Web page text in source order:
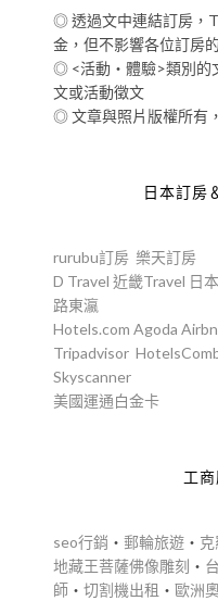
◎ 透過文中連結訂房，
金，但不影響各位訂房
◎ <活動‧體驗>類別的
文或活動徵文
◎ 文章與照片版權所有
日本訂房
rurubu訂房 樂天訂房
D Travel 近畿Travel 日
路東瀛
Hotels.com Agoda
Tripadvisor
Skyscanner
美國運通白金卡
工
seo行銷 ‧ 郵輪旅遊 ‧
地藏王菩薩佛像雕刻 ‧
師 ‧ 切割機出租 ‧ 歐洲